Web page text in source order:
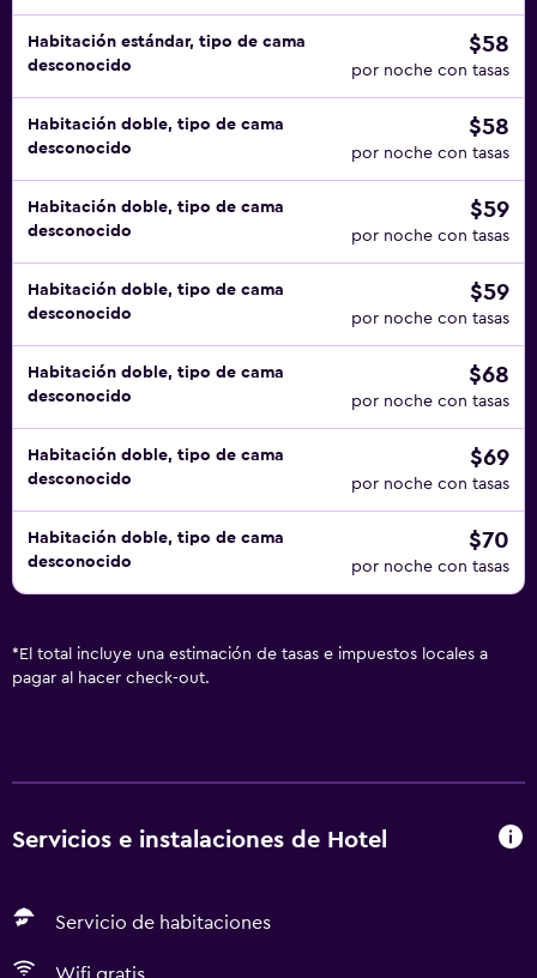
Habitación estándar, tipo de cama
desconocido
$58
por noche con tasas
Habitación doble, tipo de cama
desconocido
$58
por noche con tasas
Habitación doble, tipo de cama
desconocido
$59
por noche con tasas
Habitación doble, tipo de cama
desconocido
$59
por noche con tasas
Habitación doble, tipo de cama
desconocido
$68
por noche con tasas
Habitación doble, tipo de cama
desconocido
$69
por noche con tasas
Habitación doble, tipo de cama
desconocido
$70
por noche con tasas
* El total incluye una estimación de tasas e impuestos locales a
pagar al hacer check-out.
Servicios e instalaciones de Hotel
Servicio de habitaciones